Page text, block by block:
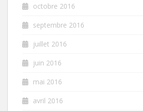
octobre 2016
septembre 2016
juillet 2016
juin 2016
mai 2016
avril 2016